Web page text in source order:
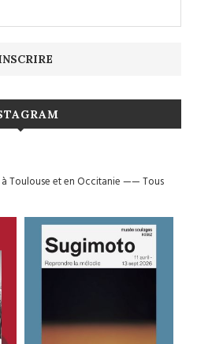
Toulouse et en Occitanie——Tous